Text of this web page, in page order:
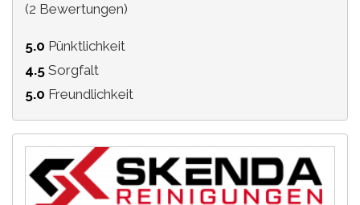
(2 Bewertungen)
5.0 Pünktlichkeit
4.5 Sorgfalt
5.0 Freundlichkeit